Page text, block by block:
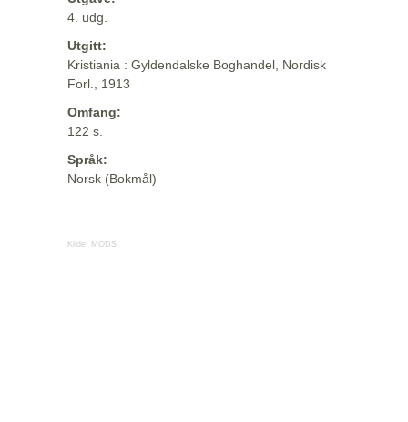
4. udg.
Utgitt:
Kristiania : Gyldendalske Boghandel, Nordisk
Forl., 1913
Omfang:
122 s.
Språk:
Norsk (Bokmål)
Kilde: MODS